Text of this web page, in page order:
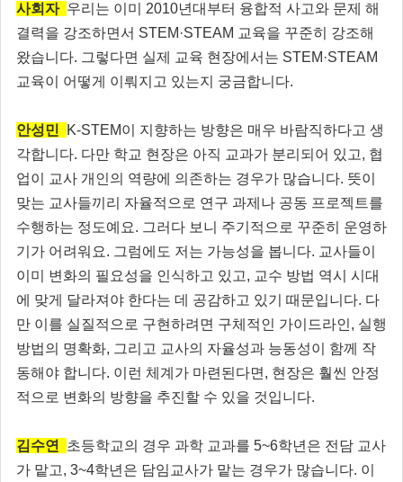
사회자 우리는 이미 2010년대부터 융합적 사고와 문제 해
결력을 강조하면서 STEM·STEAM 교육을 꾸준히 강조해
왔습니다. 그렇다면 실제 교육 현장에서는 STEM·STEAM
교육이 어떻게 이뤄지고 있는지 궁금합니다.
안성민
K-STEM이 지향하는 방향은 매우 바람직하다고 생
각합니다. 다만 학교 현장은 아직 교과가 분리되어 있고, 협
업이 교사 개인의 역량에 의존하는 경우가 많습니다. 뜻이
맞는 교사들끼리 자율적으로 연구 과제나 공동 프로젝트를
수행하는 정도예요. 그러다 보니 주기적으로 꾸준히 운영하
기가 어려워요. 그럼에도 저는 가능성을 봅니다. 교사들이
이미 변화의 필요성을 인식하고 있고, 교수 방법 역시 시대
에 맞게 달라져야 한다는 데 공감하고 있기 때문입니다. 다
만 이를 실질적으로 구현하려면 구체적인 가이드라인, 실행
방법의 명확화, 그리고 교사의 자율성과 능동성이 함께 작
동해야 합니다. 이런 체계가 마련된다면, 현장은 훨씬 안정
적으로 변화의 방향을 추진할 수 있을 것입니다.
김수연 초등학교의 경우 과학 교과를 5~6학년은 전담 교사
가 맡고, 3~4학년은 담임교사가 맡는 경우가 많습니다. 이